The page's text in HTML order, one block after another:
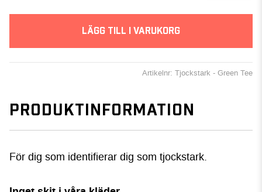
LÄGG TILL I VARUKORG
Artikelnr: Tjockstark - Green Tee
PRODUKTINFORMATION
För dig som identifierar dig som tjockstark.